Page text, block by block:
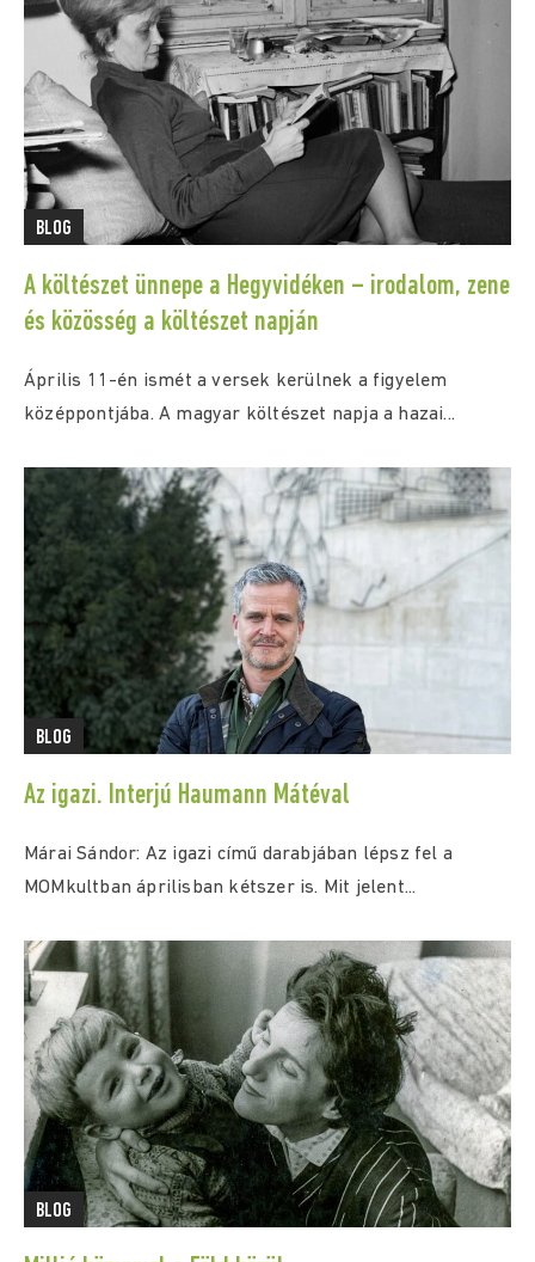
BLOG
A költészet ünnepe a Hegyvidéken – irodalom, zene
és közösség a költészet napján
Április 11-én ismét a versek kerülnek a figyelem
középpontjába. A magyar költészet napja a hazai...
BLOG
Az igazi. Interjú Haumann Mátéval
Márai Sándor: Az igazi című darabjában lépsz fel a
MOMkultban áprilisban kétszer is. Mit jelent...
BLOG